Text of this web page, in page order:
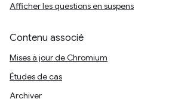
Afficher les questions en suspens
Contenu associé
Mises à jour de Chromium
Études de cas
Archiver